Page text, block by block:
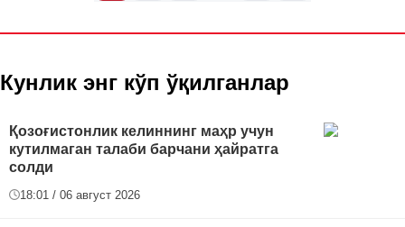
Кунлик энг кўп ўқилганлар
Қозоғистонлик келиннинг маҳр учун
кутилмаган талаби барчани ҳайратга
солди
18:01 / 06 август 2026